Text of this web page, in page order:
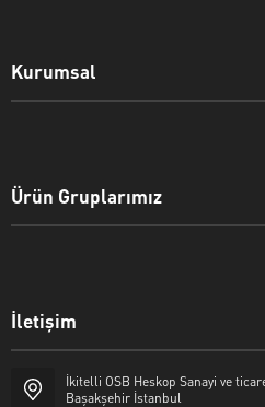
Kurumsal
Ürün Gruplarımız
İletişim
İkitelli OSB Heskop Sanayi ve
Başakşehir İstanbul